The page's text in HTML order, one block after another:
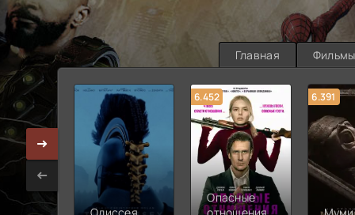
Главная Фильмы
6.452
Опасные
6.391